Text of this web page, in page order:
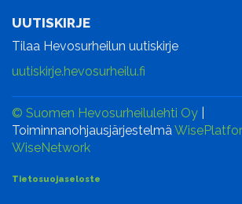
UUTISKIRJE
Tilaa Hevosurheilun uutiskirje
uutiskirje.hevosurheilu.fi
© Suomen Hevosurheilulehti Oy
Toiminnanohjausjärjestelmä
WiseNetwork
Tietosuojaseloste